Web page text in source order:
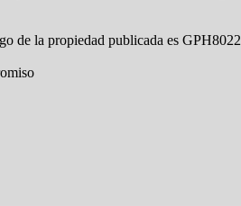
de la propiedad publicada es